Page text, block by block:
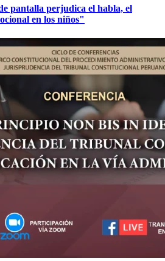
pantalla perjudica el habla, el
en los niños"